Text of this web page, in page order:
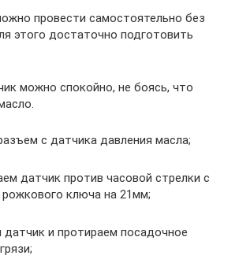
провести самостоятельно без
этого достаточно подготовить
можно спокойно, не боясь, что
с датчика давления масла;
датчик против часовой стрелки с
ключа на 21мм;
и протираем посадочное